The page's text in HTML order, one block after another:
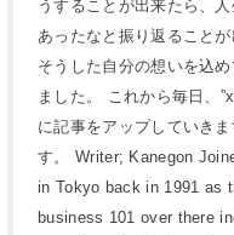
うすることが出来たら、
あったなと振り返ること
そうした自分の想いを込
ました。 これから毎日、
に記事をアップしていき
す。 Writer; Kanegon
in Tokyo back in 1991 as
business 101 over there